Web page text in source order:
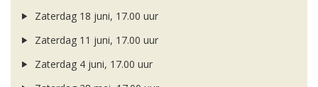
Zaterdag 18 juni, 17.00 uur
Zaterdag 11 juni, 17.00 uur
Zaterdag 4 juni, 17.00 uur